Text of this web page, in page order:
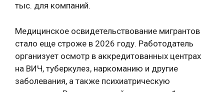
тыс. для компаний.
Медицинское освидетельствование мигрантов
стало еще строже в 2026 году. Работодатель
организует осмотр в аккредитованных центрах
на ВИЧ, туберкулез, наркоманию и другие
заболевания, а также психиатрическую